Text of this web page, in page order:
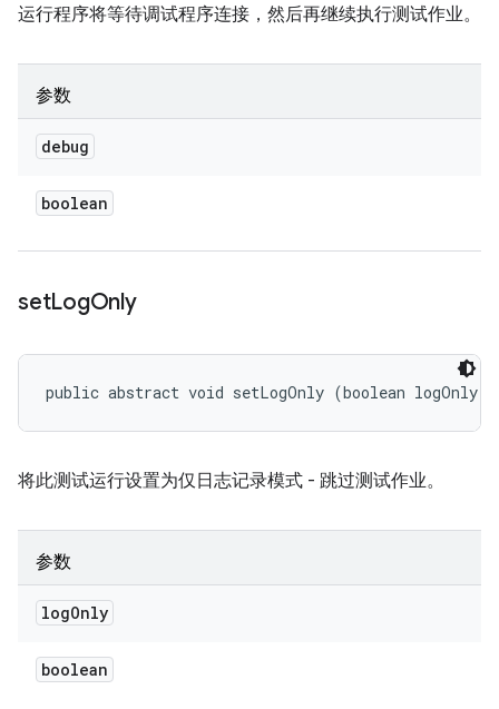
运行程序将等待调试程序连接，然后再继续执行测试作业。
参数
debug
boolean
setLogOnly
public abstract void setLogOnly (boolean logOnly)
将此测试运行设置为仅日志记录模式 - 跳过测试作业。
参数
logOnly
boolean